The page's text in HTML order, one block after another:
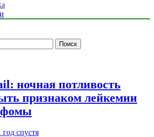
ночная потливость
признаком лейкемии
год спустя